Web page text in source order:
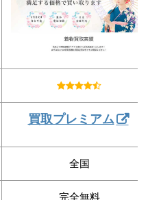
買取プレミアム
全国
完全無料